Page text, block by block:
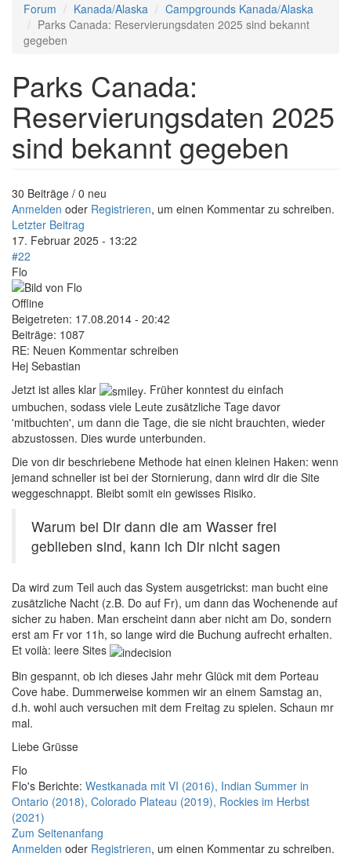
Forum
Kanada/Alaska
Campgrounds Kanada/Alaska
Parks Canada: Reservierungsdaten 2025 sind bekannt
gegeben
Parks Canada:
Reservierungsdaten 2025
sind bekannt gegeben
30 Beiträge / 0 neu
Anmelden oder Registrieren, um einen Kommentar zu schreiben.
Letzter Beitrag
17. Februar 2025 - 13:22
#22
Flo
Offline
Beigetreten: 17.08.2014 - 20:42
Beiträge: 1087
RE: Neuen Kommentar schreiben
Hej Sebastian
Jetzt ist alles klar
. Früher konntest du einfach
umbuchen, sodass viele Leute zusätzliche Tage davor
'mitbuchten', um dann die Tage, die sie nicht brauchten, wieder
abzustossen. Dies wurde unterbunden.
Die von dir beschriebene Methode hat einen kleinen Haken: wenn
jemand schneller ist bei der Stornierung, dann wird dir die Site
weggeschnappt. Bleibt somit ein gewisses Risiko.
Warum bei Dir dann die am Wasser frei
geblieben sind, kann ich Dir nicht sagen
Da wird zum Teil auch das System ausgetrickst: man bucht eine
zusätzliche Nacht (z.B. Do auf Fr), um dann das Wochenende auf
sicher zu haben. Man erscheint dann aber nicht am Do, sondern
erst am Fr vor 11h, so lange wird die Buchung aufrecht erhalten.
Et voilà: leere Sites
Bin gespannt, ob ich dieses Jahr mehr Glück mit dem Porteau
Cove habe. Dummerweise kommen wir an einem Samstag an,
d.h. wohl auch versuchen mit dem Freitag zu spielen. Schaun mr
mal.
Liebe Grüsse
Flo
Flo's Berichte: Westkanada mit VI (2016), Indian Summer in
Ontario (2018), Colorado Plateau (2019), Rockies im Herbst
(2021)
Zum Seitenanfang
Anmelden oder Registrieren, um einen Kommentar zu schreiben.